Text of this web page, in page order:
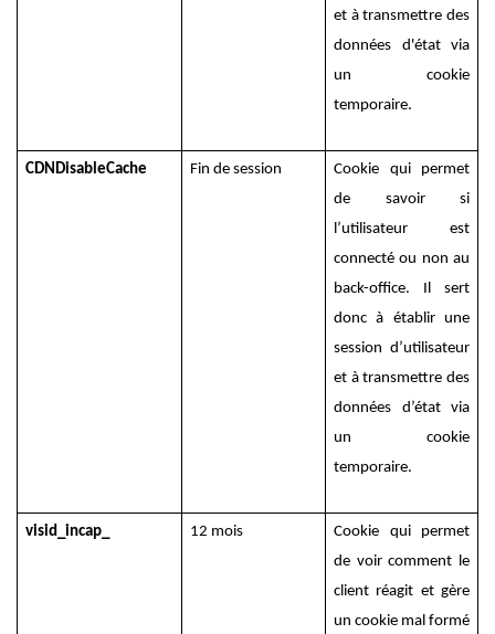
et à transmettre des
données d'état via
un cookie
temporaire.
CDNDisableCache Fin de session
Cookie qui permet
de savoir si
l’utilisateur est
connecté ou non au
back-office. Il sert
donc à établir une
session d’utilisateur
et à transmettre des
données d’état via
un cookie
temporaire.
visid_incap_ 12 mois
Cookie qui permet
de voir comment le
client réagit et gère
un cookie mal formé